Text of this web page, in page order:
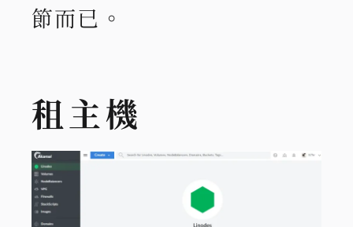
節而已。
租主機